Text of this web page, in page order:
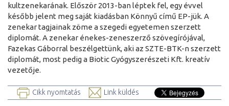
kultzenekarának. Először 2013-ban léptek fel, egy évvel
később jelent meg saját kiadásban Könnyű című EP-jük. A
zenekar tagjainak zöme a szegedi egyetemen szerzett
diplomát. A zenekar énekes-zeneszerző szövegírójával,
Fazekas Gáborral beszélgettünk, aki az SZTE-BTK-n szerzett
diplomát, most pedig a Biotic Gyógyszerészeti Kft. kreatív
vezetője.
Cikk nyomtatás Link küldés